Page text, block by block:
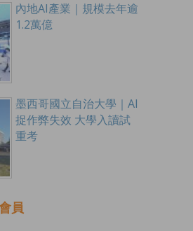
內地AI產業｜規模去年逾
1.2萬億
墨西哥國立自治大學｜AI
捉作弊失效 大學入讀試
重考
員